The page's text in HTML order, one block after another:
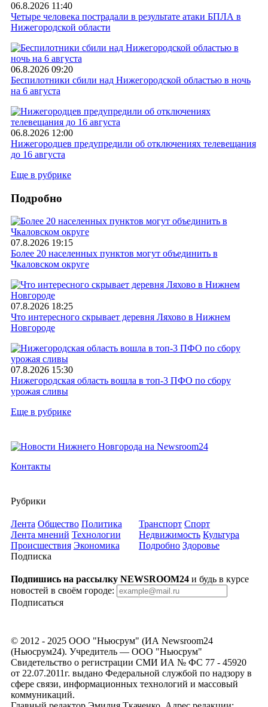
06.8.2026 11:40
Четыре человека пострадали в результате атаки БПЛА в
Нижегородской области
06.8.2026 09:20
Беспилотники сбили над Нижегородской областью в ночь
на 6 августа
06.8.2026 12:00
Нижегородцев предупредили об отключениях телевещания
до 16 августа
Еще в рубрике
Подробно
07.8.2026 19:15
Более 20 населенных пунктов могут объединить в
Чкаловском округе
07.8.2026 18:25
Что интересного скрывает деревня Ляхово в Нижнем
Новгороде
07.8.2026 15:30
Нижегородская область вошла в топ-3 ПФО по сбору
урожая сливы
Еще в рубрике
Контакты
Рубрики
Лента Общество Политика
Лента мнений Технологии
Происшествия Экономика
Транспорт Спорт
Недвижимость Культура
Подробно Здоровье
Подписка
Подпишись на рассылку NEWSROOM24и будь в курсе
новостей в своём городе:
Подписаться
© 2012 - 2025 ООО "Ньюсрум" (ИА Newsroom24
(Ньюсрум24). Учредитель — ООО "Ньюсрум"
Свидетельство о регистрации СМИ ИА № ФС 77 - 45920
от 22.07.2011г. выдано Федеральной службой по надзору в
сфере связи, информационных технологий и массовый
коммуникаций.